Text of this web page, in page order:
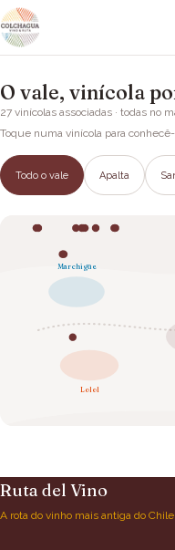
O vale, vinícola
27 vinícolas associadas · todas no
Toque numa vinícola para
Todo o vale Apalta
Marchigüe
Lolol
Ruta del Vino
A rota do vinho mais antiga do Chile